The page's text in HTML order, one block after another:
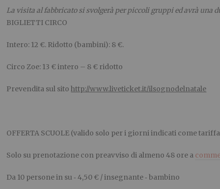
La visita al fabbricato si svolgerà per piccoli gruppi ed avrà una
​BIGLIETTI CIRCO
Intero: 12 €. Ridotto (bambini): 8 €.
Circo Zoe: 13 € intero – 8 € ridotto
Prevendita sul sitohttp://www.liveticket.it/ilsognodelnatale
OFFERTA SCUOLE (valido solo per i giorni indicati come
Solo su prenotazione con preavviso di almeno 48 ore a
Da 10 persone in su ‐ 4,50 € / insegnante ‐ bambino